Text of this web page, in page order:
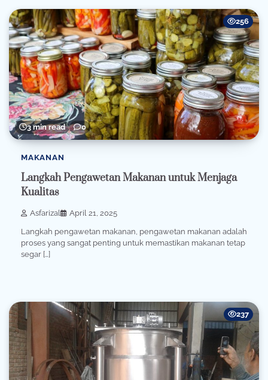
3 min read 0
256
MAKANAN
Langkah Pengawetan Makanan untuk Menjaga
Kualitas
Asfarizal April 21, 2025
Langkah pengawetan makanan, pengawetan makanan adalah
proses yang sangat penting untuk memastikan makanan tetap
segar […]
237